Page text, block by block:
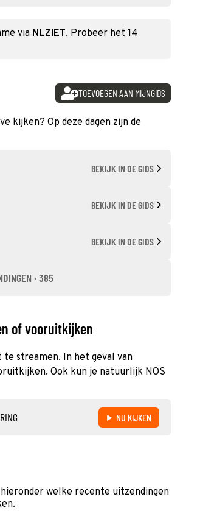
via NLZIET. Probeer het 14
TOEVOEGEN AAN MIJNGIDS
kijken? Op deze dagen zijn de
BEKIJK IN DE GIDS
BEKIJK IN DE GIDS
BEKIJK IN DE GIDS
· 385
of vooruitkijken
te streamen. In het geval van
Ook kun je natuurlijk NOS
NU KIJKEN
welke recente uitzendingen